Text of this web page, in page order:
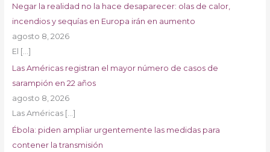
Negar la realidad no la hace desaparecer: olas de calor,
incendios y sequías en Europa irán en aumento
agosto 8, 2026
El […]
Las Américas registran el mayor número de casos de
sarampión en 22 años
agosto 8, 2026
Las Américas […]
Ébola: piden ampliar urgentemente las medidas para
contener la transmisión